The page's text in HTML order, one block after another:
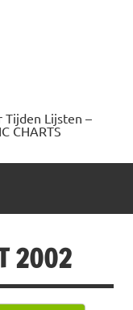
Tijden Lijsten –
CHARTS
2002